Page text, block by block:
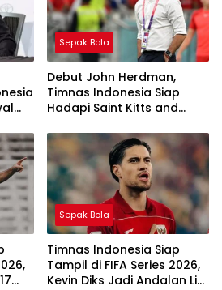
Sepak Bola
Debut John Herdman,
Timnas Indonesia Siap
Hadapi Saint Kitts and
Sepak Bola
Timnas Indonesia Siap
Tampil di FIFA Series 2026,
Kevin Diks Jadi Andalan Lini